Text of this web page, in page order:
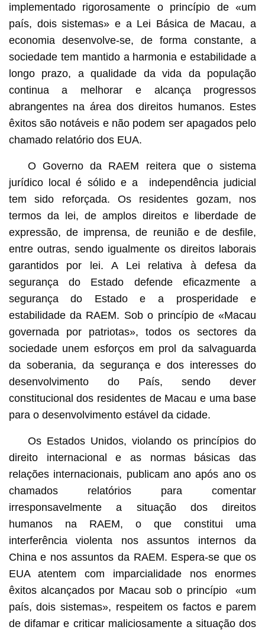
implementado rigorosamente o princípio de «um
país, dois sistemas» e a Lei Básica de Macau, a
economia desenvolve-se, de forma constante, a
sociedade tem mantido a harmonia e estabilidade a
longo prazo, a qualidade da vida da população
continua a melhorar e alcança progressos
abrangentes na área dos direitos humanos. Estes
êxitos são notáveis e não podem ser apagados pelo
chamado relatório dos EUA.
O Governo da RAEM reitera que o sistema
jurídico local é sólido e a independência judicial
tem sido reforçada. Os residentes gozam, nos
termos da lei, de amplos direitos e liberdade de
expressão, de imprensa, de reunião e de desfile,
entre outras, sendo igualmente os direitos laborais
garantidos por lei. A Lei relativa à defesa da
segurança do Estado defende eficazmente a
segurança do Estado e a prosperidade e
estabilidade da RAEM. Sob o princípio de «Macau
governada por patriotas», todos os sectores da
sociedade unem esforços em prol da salvaguarda
da soberania, da segurança e dos interesses do
desenvolvimento do País, sendo dever
constitucional dos residentes de Macau e uma base
para o desenvolvimento estável da cidade.
Os Estados Unidos, violando os princípios do
direito internacional e as normas básicas das
relações internacionais, publicam ano após ano os
chamados relatórios para comentar
irresponsavelmente a situação dos direitos
humanos na RAEM, o que constitui uma
interferência violenta nos assuntos internos da
China e nos assuntos da RAEM. Espera-se que os
EUA atentem com imparcialidade nos enormes
êxitos alcançados por Macau sob o princípio «um
país, dois sistemas», respeitem os factos e parem
de difamar e criticar maliciosamente a situação dos